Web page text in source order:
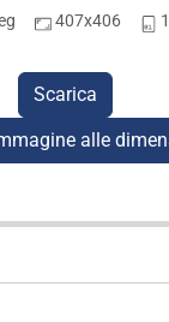
407x406
Scarica
alle